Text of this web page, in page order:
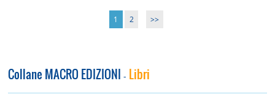
1 2 >>
Collane MACRO EDIZIONI - Libri